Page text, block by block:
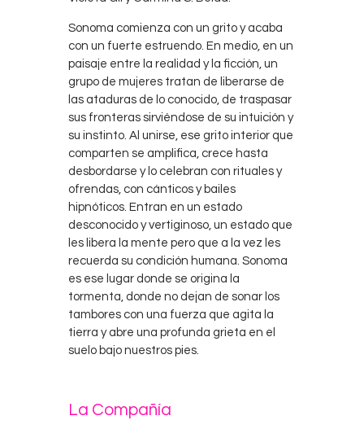
Sonoma comienza con un grito y acaba
con un fuerte estruendo. En medio, en un
paisaje entre la realidad y la ficción, un
grupo de mujeres tratan de liberarse de
las ataduras de lo conocido, de traspasar
sus fronteras sirviéndose de su intuición y
su instinto. Al unirse, ese grito interior que
comparten se amplifica, crece hasta
desbordarse y lo celebran con rituales y
ofrendas, con cánticos y bailes
hipnóticos. Entran en un estado
desconocido y vertiginoso, un estado que
les libera la mente pero que a la vez les
recuerda su condición humana. Sonoma
es ese lugar donde se origina la
tormenta, donde no dejan de sonar los
tambores con una fuerza que agita la
tierra y abre una profunda grieta en el
suelo bajo nuestros pies.
La Compañía